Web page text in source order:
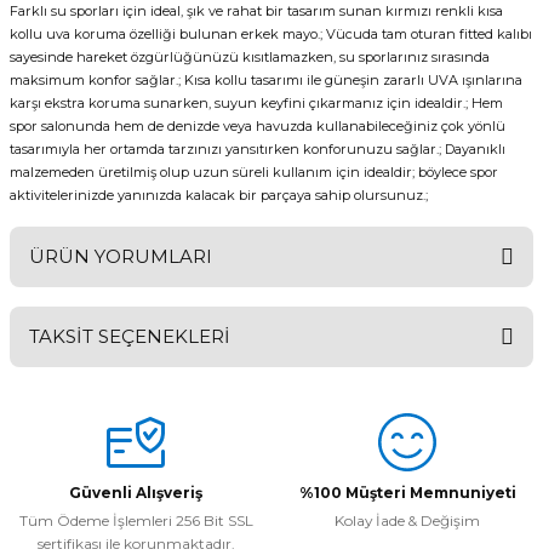
Farklı su sporları için ideal, şık ve rahat bir tasarım sunan kırmızı renkli kısa
kollu uva koruma özelliği bulunan erkek mayo.; Vücuda tam oturan fitted kalıbı
sayesinde hareket özgürlüğünüzü kısıtlamazken, su sporlarınız sırasında
maksimum konfor sağlar.; Kısa kollu tasarımı ile güneşin zararlı UVA ışınlarına
karşı ekstra koruma sunarken, suyun keyfini çıkarmanız için idealdir.; Hem
spor salonunda hem de denizde veya havuzda kullanabileceğiniz çok yönlü
tasarımıyla her ortamda tarzınızı yansıtırken konforunuzu sağlar.; Dayanıklı
malzemeden üretilmiş olup uzun süreli kullanım için idealdir; böylece spor
aktivitelerinizde yanınızda kalacak bir parçaya sahip olursunuz.;
ÜRÜN YORUMLARI
TAKSİT SEÇENEKLERİ
Güvenli Alışveriş
Tüm Ödeme İşlemleri 256 Bit SSL
sertifikası ile korunmaktadır.
%100 Müşteri Memnuniyeti
Kolay İade & Değişim